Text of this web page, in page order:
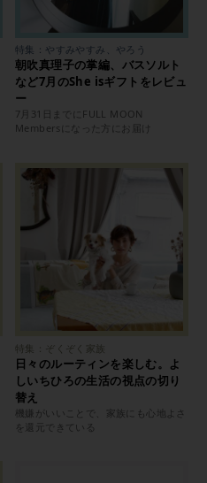
特集：やすみやすみ、やろう
朝吹真理子の掌編、バスソルト
など7月のShe isギフトをレビュ
ー
7月31日までにFULL MOON
Membersになった方にお届け
特集：ぞくぞく家族
日々のルーティンを楽しむ。よ
しいちひろの生活の視点の切り
替え
機嫌がいいことで、家族にも心地よさ
を還元できている